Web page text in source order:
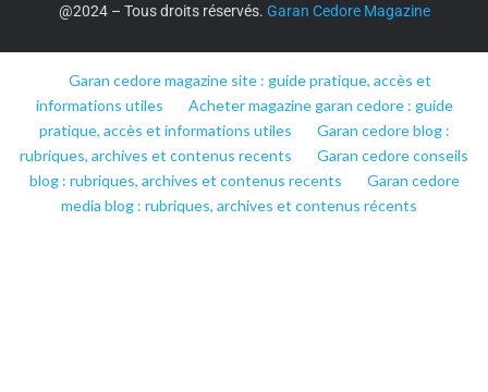
@2024 – Tous droits réservés. Garan Cedore Magazine
Garan cedore magazine site : guide pratique, accès et
informations utiles
Acheter magazine garan cedore : guide
pratique, accès et informations utiles
Garan cedore blog :
rubriques, archives et contenus recents
Garan cedore conseils
blog : rubriques, archives et contenus recents
Garan cedore
media blog : rubriques, archives et contenus récents